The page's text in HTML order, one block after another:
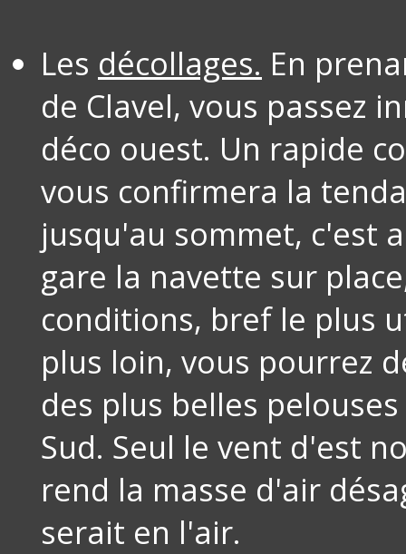
Les décollages. En
de Clavel, vous passez
déco ouest. Un rapide
vous confirmera la
jusqu'au sommet, c'est
gare la navette sur
conditions, bref le plus
plus loin, vous pourrez
des plus belles
Sud. Seul le vent d'est
rend la masse d'air
serait en l'air.